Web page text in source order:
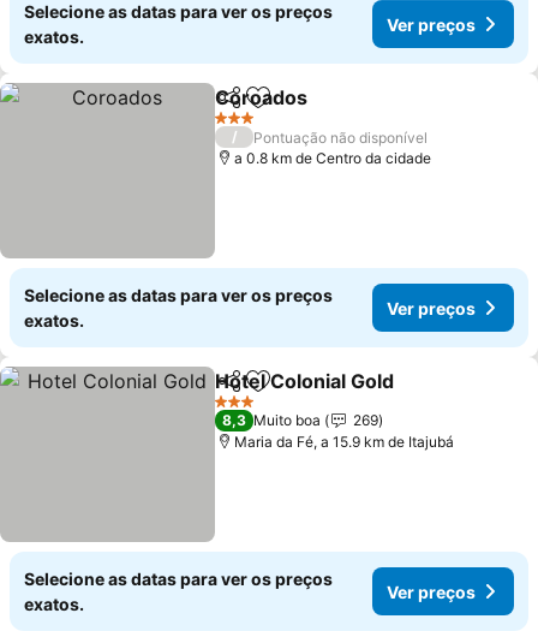
Selecione as datas para ver os preços
exatos.
Ver preços
PartilharAdicionar aos favoritos
Coroados
3 Estrelas
/
Pontuação não disponível
a 0.8 km de Centro da cidade
Selecione as datas para ver os preços
exatos.
Ver preços
PartilharAdicionar aos favoritos
Hotel Colonial Gold
3 Estrelas
8,3 Muito boa
269
Maria da Fé, a 15.9 km de Itajubá
Selecione as datas para ver os preços
exatos.
Ver preços